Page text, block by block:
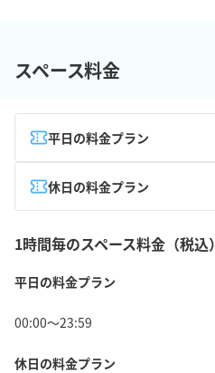
スペース料金
平日の料金プラン
休日の料金プラン
1時間毎のスペース料金（税込）
平日の料金プラン
00:00〜23:59
休日の料金プラン